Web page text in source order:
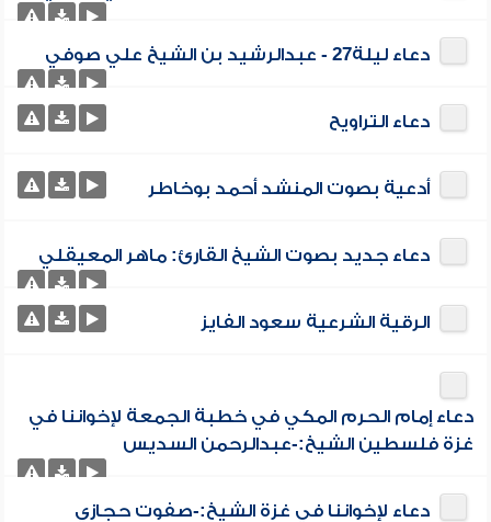
دعاء ليلة27 - عبدالرشيد بن الشيخ علي صوفي
دعاء التراويح
أدعية بصوت المنشد أحمد بوخاطر
دعاء جديد بصوت الشيخ القارئ: ماهر المعيقلي
الرقية الشرعية سعود الفايز
دعاء إمام الحرم المكي في خطبة الجمعة لإخواننا في
غزة فلسطين الشيخ:-عبدالرحمن السديس
دعاء لإخواننا في غزة الشيخ:-صفوت حجازي